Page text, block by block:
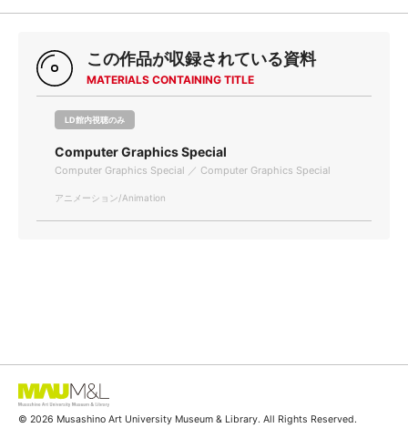
この作品が収録されている資料
MATERIALS CONTAINING TITLE
LD館内視聴のみ
Computer Graphics Special
Computer Graphics Special ／ Computer Graphics Special
アニメーション/Animation
© 2026 Musashino Art University Museum & Library. All Rights Reserved.